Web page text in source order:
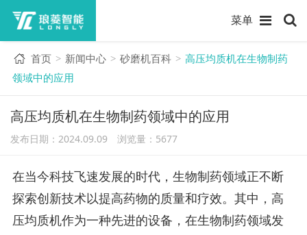
菜单
首页 > 新闻中心 > 砂磨机百科 > 高压均质机在生物制药
领域中的应用
高压均质机在生物制药领域中的应用
发布日期：2024.09.09 浏览量： 5677
在当今科技飞速发展的时代，生物制药领域正不断
探索创新技术以提高药物的质量和疗效。其中，高
压均质机作为一种先进的设备，在生物制药领域发